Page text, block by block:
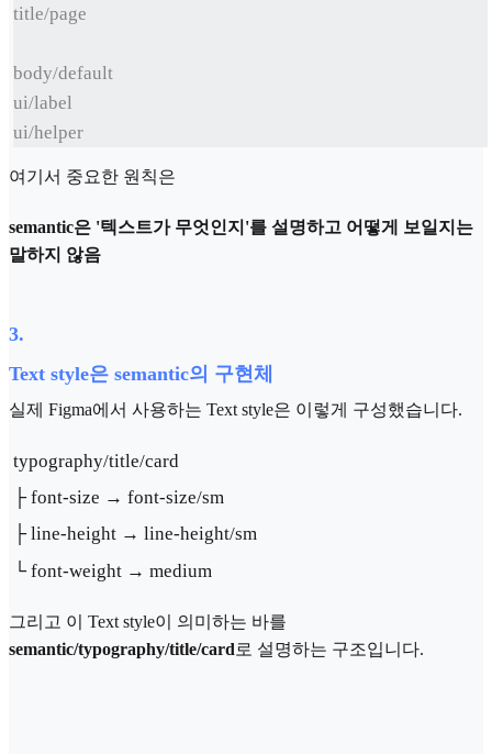
title/page
body/default
ui/label
ui/helper
여기서 중요한 원칙은
semantic은 '텍스트가 무엇인지'를 설명하고 어떻게 보일지는
말하지 않음
3.
Text style은 semantic의 구현체
실제 Figma에서 사용하는 Text style은 이렇게 구성했습니다.
typography/title/card
├ font-size → font-size/sm
├ line-height → line-height/sm
└ font-weight → medium
그리고 이 Text style이 의미하는 바를
semantic/typography/title/card 로 설명하는 구조입니다.